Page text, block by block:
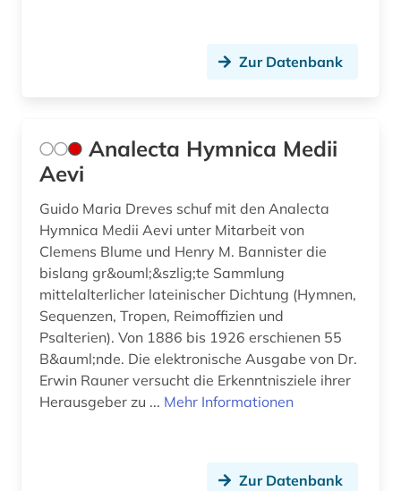
bundesarchiv-bildarchiv (1)
bänkelsang (1)
böhmen (2)
böhmische länder (4)
bürokommunikation (1)
cgm 19 (1)
china (4)
Zur Datenbank
Analecta Hymnica Medii
Aevi
Guido Maria Dreves schuf mit den Analecta
Hymnica Medii Aevi unter Mitarbeit von
Clemens Blume und Henry M. Bannister die
bislang gr&ouml;&szlig;te Sammlung
mittelalterlicher lateinischer Dichtung (Hymnen,
Sequenzen, Tropen, Reimoffizien und
Psalterien). Von 1886 bis 1926 erschienen 55
B&auml;nde. Die elektronische Ausgabe von Dr.
Erwin Rauner versucht die Erkenntnisziele ihrer
Herausgeber zu ... Mehr Informationen
Zur Datenbank